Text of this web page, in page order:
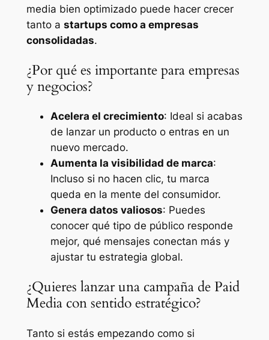
media bien optimizado puede hacer crecer
tanto a startups como a empresas
consolidadas.
¿Por qué es importante para empresas
y negocios?
Acelera el crecimiento: Ideal si acabas
de lanzar un producto o entras en un
nuevo mercado.
Aumenta la visibilidad de marca:
Incluso si no hacen clic, tu marca
queda en la mente del consumidor.
Genera datos valiosos: Puedes
conocer qué tipo de público responde
mejor, qué mensajes conectan más y
ajustar tu estrategia global.
¿Quieres lanzar una campaña de Paid
Media con sentido estratégico?
Tanto si estás empezando como si